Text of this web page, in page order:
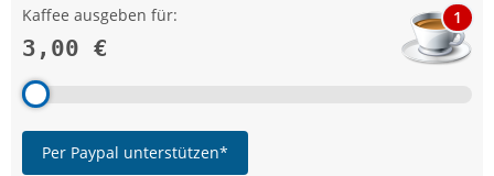
Kaffee ausgeben für:
3,00 €
1
Per Paypal unterstützen*